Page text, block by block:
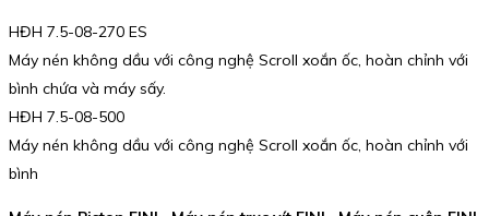
HĐH 7.5-08-270 ES
Máy nén không dầu với công nghệ Scroll xoắn ốc, hoàn chỉnh với
bình chứa và máy sấy.
HĐH 7.5-08-500
Máy nén không dầu với công nghệ Scroll xoắn ốc, hoàn chỉnh với
bình